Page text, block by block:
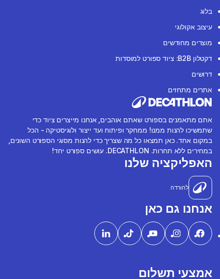
בלוג
עיצוב אקולוגי
מוצרים מחודשים
דקטלון B2B: ציוד ספורט למוסדות
דרושים
אתרים מתחזים
אתם מתאמנים בספורט שאתם אוהבים, אנחנו מייצרים ציוד כדי
שתמשיכו להנות ממנו! ממחקר ופיתוח ועד ייצור ולוגיסטיקה - הכל
במקום אחד. כאן תמצאו כל מה שצריך כדי להנות מסוגי הספורט השונים,
במחירים ללא תחרות. DECATHLON. עושים ספורט יחד!
האפליקציה שלנו
להורדה
אנחנו גם כאן
אמצעי תשלום